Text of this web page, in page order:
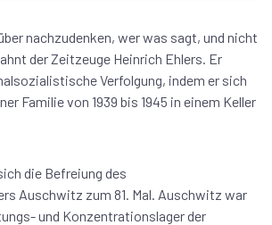
nachzudenken, wer was sagt, und nicht
der Zeitzeuge Heinrich Ehlers. Er
Verfolgung, indem er sich
Familie von 1939 bis 1945 in einem Keller
die Befreiung des
Auschwitz zum 81. Mal. Auschwitz war
und Konzentrationslager der